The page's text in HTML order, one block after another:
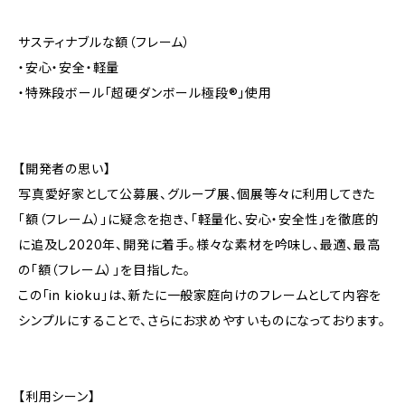
サスティナブルな額（フレーム）
・安心・安全・軽量
・特殊段ボール「超硬ダンボール極段®」使用
【開発者の思い】
写真愛好家として公募展、グループ展、個展等々に利用してきた
「額（フレーム）」に疑念を抱き、「軽量化、安心・安全性」を徹底的
に追及し2020年、開発に着手。様々な素材を吟味し、最適、最高
の「額（フレーム）」を目指した。
この「in kioku」は、新たに一般家庭向けのフレームとして内容を
シンプルにすることで、さらにお求めやすいものになっております。
【利用シーン】